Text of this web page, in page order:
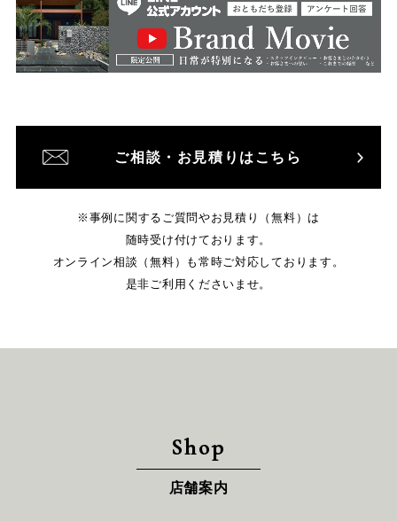
ご相談・お見積りはこちら
※事例に関するご質問やお見積り（無料）は
随時受け付けております。
オンライン相談（無料）も常時ご対応しております。
是非ご利用くださいませ。
Shop
店舗案内